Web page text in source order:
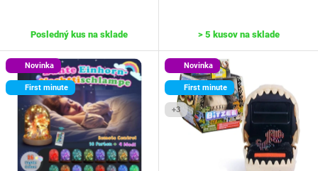
Posledný kus na sklade > 5 kusov na sklade
Novinka
First minute
Novinka
First minute
+3